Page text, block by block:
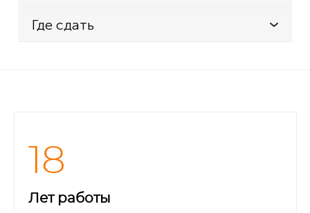
Где сдать
18
Лет работы